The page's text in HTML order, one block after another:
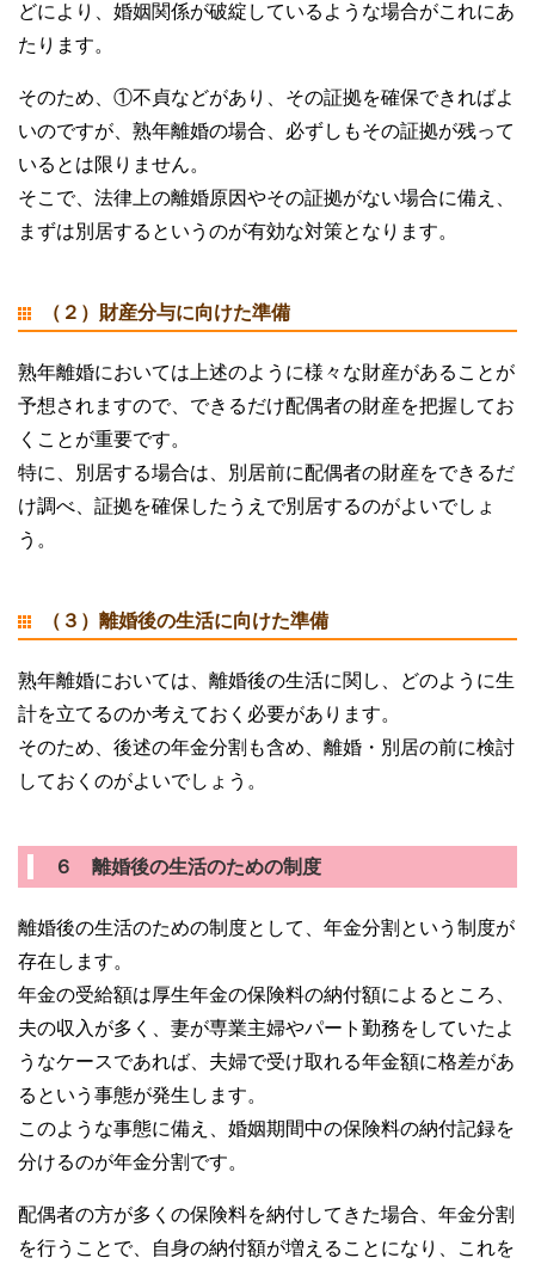
どにより、婚姻関係が破綻しているような場合がこれにあ
たります。
そのため、①不貞などがあり、その証拠を確保できればよ
いのですが、熟年離婚の場合、必ずしもその証拠が残って
いるとは限りません。
そこで、法律上の離婚原因やその証拠がない場合に備え、
まずは別居するというのが有効な対策となります。
（２）財産分与に向けた準備
熟年離婚においては上述のように様々な財産があることが
予想されますので、できるだけ配偶者の財産を把握してお
くことが重要です。
特に、別居する場合は、別居前に配偶者の財産をできるだ
け調べ、証拠を確保したうえで別居するのがよいでしょ
う。
（３）離婚後の生活に向けた準備
熟年離婚においては、離婚後の生活に関し、どのように生
計を立てるのか考えておく必要があります。
そのため、後述の年金分割も含め、離婚・別居の前に検討
しておくのがよいでしょう。
６ 離婚後の生活のための制度
離婚後の生活のための制度として、年金分割という制度が
存在します。
年金の受給額は厚生年金の保険料の納付額によるところ、
夫の収入が多く、妻が専業主婦やパート勤務をしていたよ
うなケースであれば、夫婦で受け取れる年金額に格差があ
るという事態が発生します。
このような事態に備え、婚姻期間中の保険料の納付記録を
分けるのが年金分割です。
配偶者の方が多くの保険料を納付してきた場合、年金分割
を行うことで、自身の納付額が増えることになり、これを